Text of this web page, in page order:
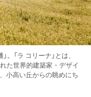
「ラ コリーナ」とは、
た世界的建築家・デザイ
小高い丘からの眺めにち